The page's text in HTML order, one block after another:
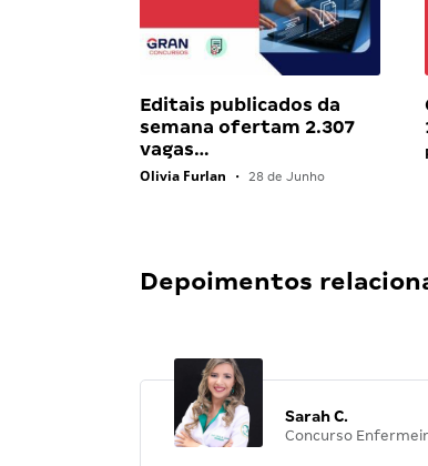
Editais publicados da
semana ofertam 2.307
vagas…
Olivia Furlan • 28 de Junho
Depoimentos
Sarah C.
Concurso